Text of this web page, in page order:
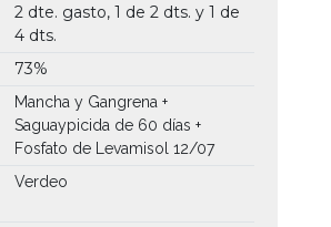
2 dte. gasto, 1 de 2 dts. y 1 de
4 dts.
73%
Mancha y Gangrena +
Saguaypicida de 60 días +
Fosfato de Levamisol 12/07
Verdeo